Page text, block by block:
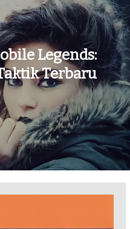
Legends:
Terbaru